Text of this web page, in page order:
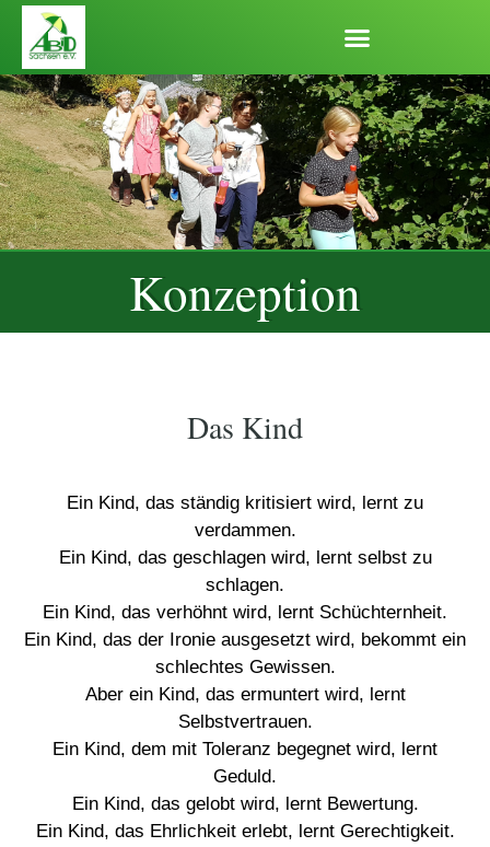
Inhalt
springen
Konzeption
Das Kind
Ein Kind, das ständig kritisiert wird, lernt zu
verdammen.
Ein Kind, das geschlagen wird, lernt selbst zu
schlagen.
Ein Kind, das verhöhnt wird, lernt Schüchternheit.
Ein Kind, das der Ironie ausgesetzt wird, bekommt ein
schlechtes Gewissen.
Aber ein Kind, das ermuntert wird, lernt
Selbstvertrauen.
Ein Kind, dem mit Toleranz begegnet wird, lernt
Geduld.
Ein Kind, das gelobt wird, lernt Bewertung.
Ein Kind, das Ehrlichkeit erlebt, lernt Gerechtigkeit.